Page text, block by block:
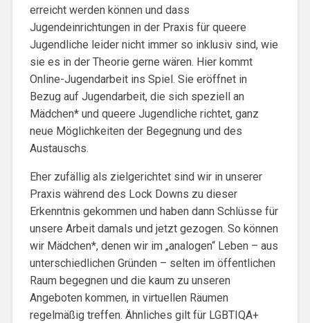
erreicht werden können und dass
Jugendeinrichtungen in der Praxis für queere
Jugendliche leider nicht immer so inklusiv sind, wie
sie es in der Theorie gerne wären. Hier kommt
Online-Jugendarbeit ins Spiel. Sie eröffnet in
Bezug auf Jugendarbeit, die sich speziell an
Mädchen* und queere Jugendliche richtet, ganz
neue Möglichkeiten der Begegnung und des
Austauschs.
Eher zufällig als zielgerichtet sind wir in unserer
Praxis während des Lock Downs zu dieser
Erkenntnis gekommen und haben dann Schlüsse für
unsere Arbeit damals und jetzt gezogen. So können
wir Mädchen*, denen wir im „analogen“ Leben – aus
unterschiedlichen Gründen – selten im öffentlichen
Raum begegnen und die kaum zu unseren
Angeboten kommen, in virtuellen Räumen
regelmäßig treffen. Ähnliches gilt für LGBTIQA+